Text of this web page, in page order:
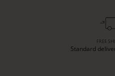
FREE
Standard